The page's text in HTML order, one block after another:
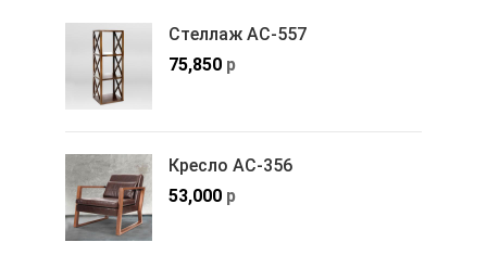
Стеллаж АС-557
75,850 р
Кресло АС-356
53,000 р